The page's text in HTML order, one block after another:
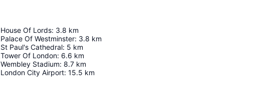
House Of Lords: 3.8 km
Palace Of Westminster: 3.8 km
St Paul's Cathedral: 5 km
Tower Of London: 6.6 km
Wembley Stadium: 8.7 km
London City Airport: 15.5 km